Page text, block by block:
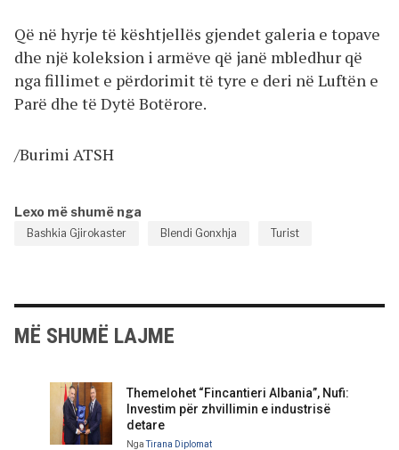
Që në hyrje të kështjellës gjendet galeria e topave
dhe një koleksion i armëve që janë mbledhur që
nga fillimet e përdorimit të tyre e deri në Luftën e
Parë dhe të Dytë Botërore.
/Burimi ATSH
Lexo më shumë nga
Bashkia Gjirokaster Blendi Gonxhja Turist
MË SHUMË LAJME
Themelohet “Fincantieri Albania”, Nufi:
Investim për zhvillimin e industrisë
detare
NgaTirana Diplomat